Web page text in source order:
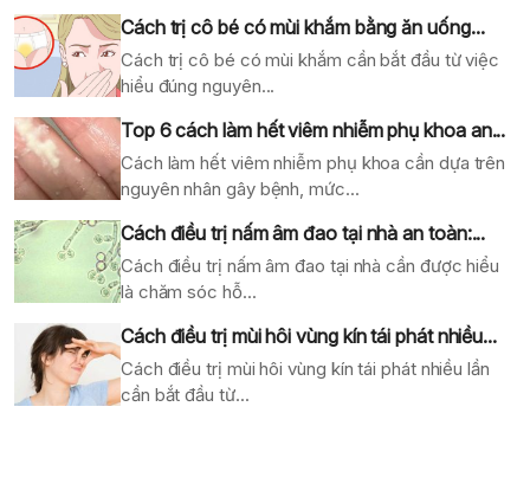
Cách trị cô bé có mùi khắm bằng ăn uống...
Cách trị cô bé có mùi khắm cần bắt đầu từ việc
hiểu đúng nguyên...
Top 6 cách làm hết viêm nhiễm phụ khoa an...
Cách làm hết viêm nhiễm phụ khoa cần dựa trên
nguyên nhân gây bệnh, mức...
Cách điều trị nấm âm đao tại nhà an toàn:...
Cách điều trị nấm âm đao tại nhà cần được hiểu
là chăm sóc hỗ...
Cách điều trị mùi hôi vùng kín tái phát nhiều...
Cách điều trị mùi hôi vùng kín tái phát nhiều lần
cần bắt đầu từ...